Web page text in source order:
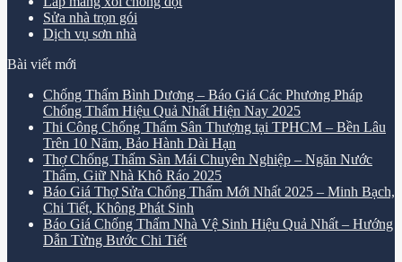
Sửa nhà trọn gói
Dịch vụ sơn nhà
Bài viết mới
Chống Thấm Bình Dương – Báo Giá Các Phương Pháp
Chống Thấm Hiệu Quả Nhất Hiện Nay 2025
Thi Công Chống Thấm Sân Thượng tại TPHCM – Bền Lâu
Trên 10 Năm, Bảo Hành Dài Hạn
Thợ Chống Thấm Sàn Mái Chuyên Nghiệp – Ngăn Nước
Thấm, Giữ Nhà Khô Ráo 2025
Báo Giá Thợ Sửa Chống Thấm Mới Nhất 2025 – Minh Bạch,
Chi Tiết, Không Phát Sinh
Báo Giá Chống Thấm Nhà Vệ Sinh Hiệu Quả Nhất – Hướng
Dẫn Từng Bước Chi Tiết